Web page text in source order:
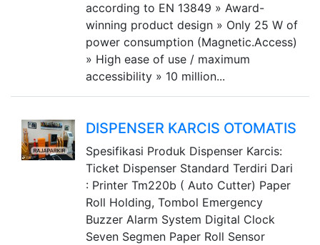
according to EN 13849 » Award-
winning product design » Only 25 W of
power consumption (Magnetic.Access)
» High ease of use / maximum
accessibility » 10 million...
DISPENSER KARCIS OTOMATIS
Spesifikasi Produk Dispenser Karcis:
Ticket Dispenser Standard Terdiri Dari
: Printer Tm220b ( Auto Cutter) Paper
Roll Holding, Tombol Emergency
Buzzer Alarm System Digital Clock
Seven Segmen Paper Roll Sensor